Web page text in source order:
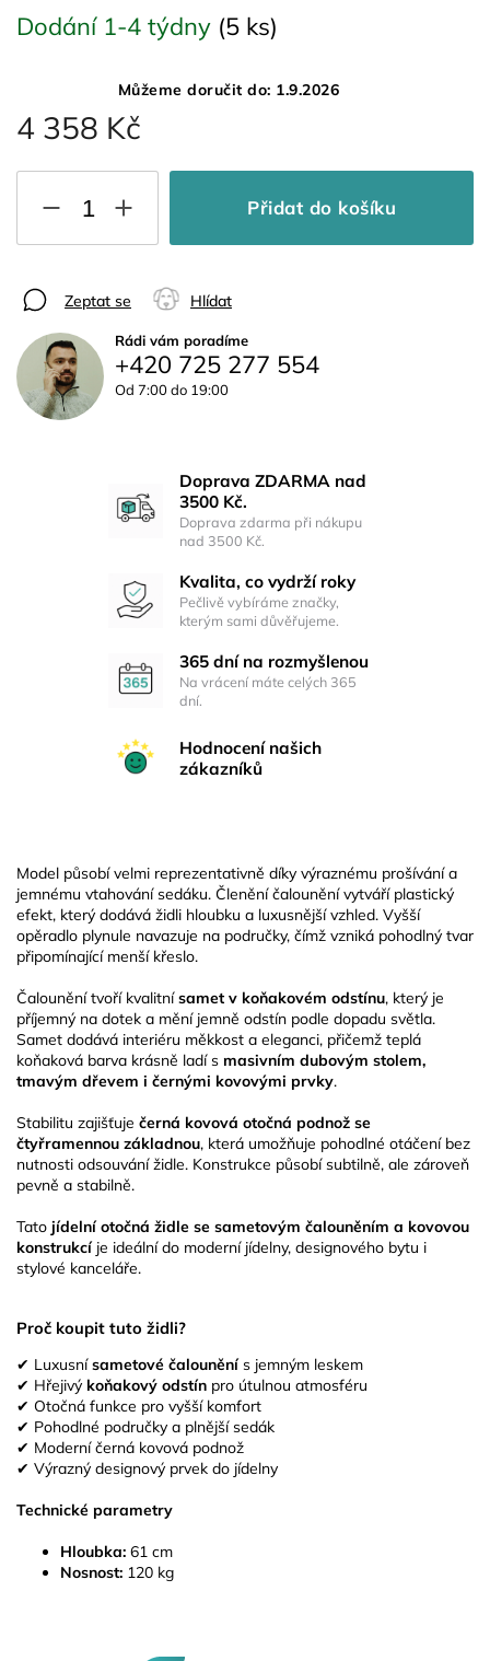
4 358 Kč
Dodání 1-4 týdny (5 ks)
Můžeme doručit do: 1.9.2026
Přidat do košíku
Zeptat se Hlídat
Rádi vám poradíme
+420 725 277 554
Od 7:00 do 19:00
Doprava ZDARMA nad
3500 Kč.
Doprava zdarma při nákupu
nad 3500 Kč.
Kvalita, co vydrží roky
Pečlivě vybíráme značky,
kterým sami důvěřujeme.
365 dní na rozmyšlenou
Na vrácení máte celých 365
dní.
Hodnocení našich
zákazníků
Model působí velmi reprezentativně díky výraznému prošívání a
jemnému vtahování sedáku. Členění čalounění vytváří plastický
efekt, který dodává židli hloubku a luxusnější vzhled. Vyšší
opěradlo plynule navazuje na područky, čímž vzniká pohodlný tvar
připomínající menší křeslo.
Čalounění tvoří kvalitnísamet v koňakovém odstínu, který je
příjemný na dotek a mění jemně odstín podle dopadu světla.
Samet dodává interiéru měkkost a eleganci, přičemž teplá
koňaková barva krásně ladí s masivním dubovým stolem,
tmavým dřevem i černými kovovými prvky.
Stabilitu zajišťuje černá kovová otočná podnož se
čtyřramennou základnou, která umožňuje pohodlné otáčení bez
nutnosti odsouvání židle. Konstrukce působí subtilně, ale zároveň
pevně a stabilně.
Tato jídelní otočná židle se sametovým čalouněním a kovovou
konstrukcíje ideální do moderní jídelny, designového bytu i
stylové kanceláře.
Proč koupit tuto židli?
✔ Luxusnísametové čalouněnís jemným leskem
✔ Hřejivý koňakový odstín pro útulnou atmosféru
✔ Otočná funkce pro vyšší komfort
✔ Pohodlné područky a plnější sedák
✔ Moderní černá kovová podnož
✔ Výrazný designový prvek do jídelny
Technické parametry
Hloubka: 61 cm
Nosnost: 120 kg